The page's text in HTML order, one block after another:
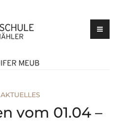
Brigitte
AKTUELLES
vom 01.04 –